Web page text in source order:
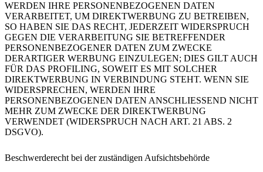
WERDEN IHRE PERSONENBEZOGENEN DATEN
VERARBEITET, UM DIREKTWERBUNG ZU BETREIBEN,
SO HABEN SIE DAS RECHT, JEDERZEIT WIDERSPRUCH
GEGEN DIE VERARBEITUNG SIE BETREFFENDER
PERSONENBEZOGENER DATEN ZUM ZWECKE
DERARTIGER WERBUNG EINZULEGEN; DIES GILT AUCH
FÜR DAS PROFILING, SOWEIT ES MIT SOLCHER
DIREKTWERBUNG IN VERBINDUNG STEHT. WENN SIE
WIDERSPRECHEN, WERDEN IHRE
PERSONENBEZOGENEN DATEN ANSCHLIESSEND NICHT
MEHR ZUM ZWECKE DER DIREKTWERBUNG
VERWENDET (WIDERSPRUCH NACH ART. 21 ABS. 2
DSGVO).
Beschwerderecht bei der zuständigen Aufsichtsbehörde